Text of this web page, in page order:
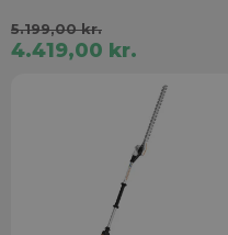
5.199,00 kr.
4.419,00 kr.